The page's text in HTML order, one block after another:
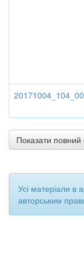
Показати
Усі матеріали в
авторським